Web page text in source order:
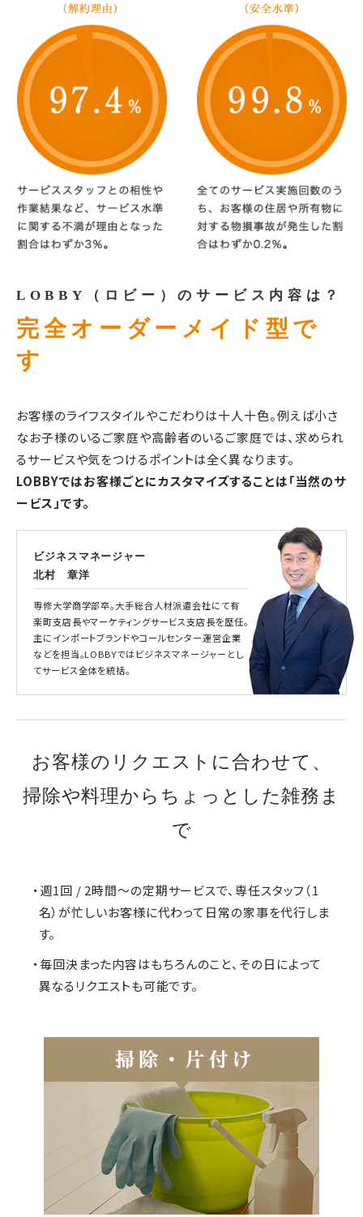
LOBBY（ロビー）のサービス内容は？
完全オーダーメイド型で
す
お客様のライフスタイルやこだわりは十人十色。例えば小さ
なお子様のいるご家庭や高齢者のいるご家庭では、求められ
るサービスや気をつけるポイントは全く異なります。
LOBBYではお客様ごとにカスタマイズすることは「当然のサ
ービス」です。
ビジネスマネージャー
北村 章洋
専修大学商学部卒。大手総合人材派遣会社にて有
楽町支店長やマーケティングサービス支店長を歴任。
主にインポートブランドやコールセンター運営企業
などを担当。LOBBYではビジネスマネージャーとし
てサービス全体を統括。
お客様のリクエストに合わせて、
掃除や料理からちょっとした雑務ま
で
・週1回 / 2時間～の定期サービスで、専任スタッフ（1
名）が忙しいお客様に代わって日常の家事を代行しま
す。
・毎回決まった内容はもちろんのこと、その日によって
異なるリクエストも可能です。